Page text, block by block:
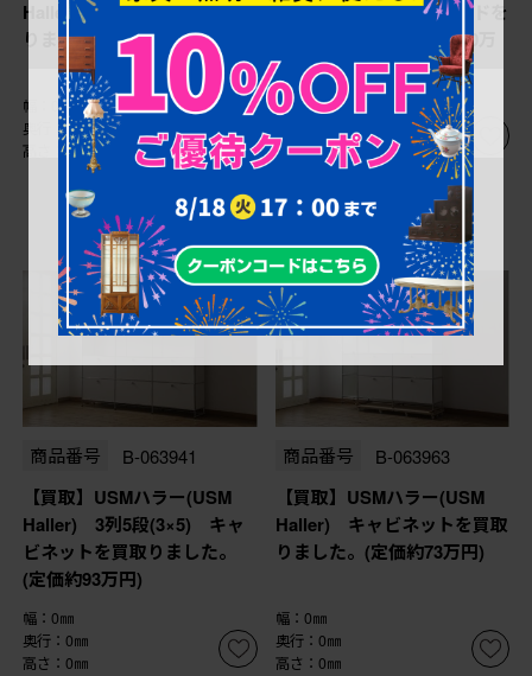
Haller) キャビネットを買取
りました。(定価約21万円)
幅：0㎜
奥行：0㎜
高さ：0㎜
Haller) 鉄製サイドボードを
買取りました。(定価約10万
円)
幅：0㎜
奥行：0㎜
高さ：0㎜
商品番号 B-063941
【買取】USMハラー(USM
Haller) 3列5段(3×5) キャ
ビネットを買取りました。
(定価約93万円)
幅：0㎜
奥行：0㎜
高さ：0㎜
商品番号 B-063963
【買取】USMハラー(USM
Haller) キャビネットを買取
りました。(定価約73万円)
幅：0㎜
奥行：0㎜
高さ：0㎜